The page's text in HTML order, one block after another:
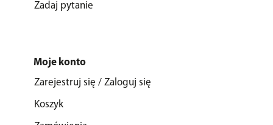
Zadaj pytanie
Moje konto
Zarejestruj się / Zaloguj się
Koszyk